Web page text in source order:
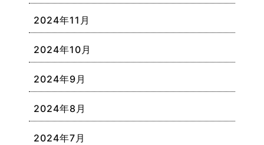
2024年11月
2024年10月
2024年9月
2024年8月
2024年7月